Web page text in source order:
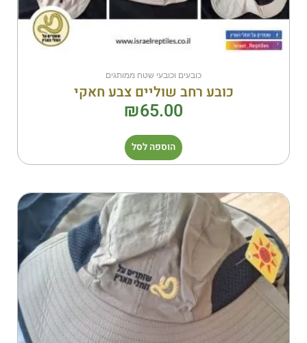
כובעים וכובעי שטח ממותגים
כובע רחב שוליים צבע חאקי
₪65.00
הוספה לסל